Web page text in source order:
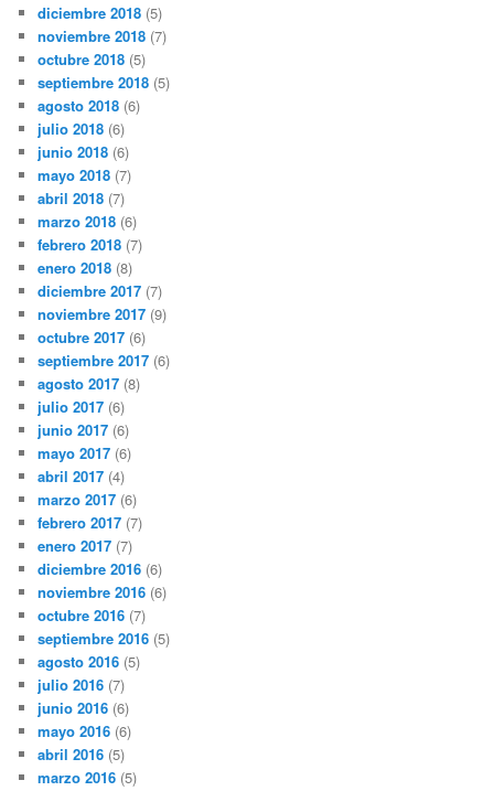
diciembre 2018 (5)
noviembre 2018 (7)
octubre 2018 (5)
septiembre 2018 (5)
agosto 2018 (6)
julio 2018 (6)
junio 2018 (6)
mayo 2018 (7)
abril 2018 (7)
marzo 2018 (6)
febrero 2018 (7)
enero 2018 (8)
diciembre 2017 (7)
noviembre 2017 (9)
octubre 2017 (6)
septiembre 2017 (6)
agosto 2017 (8)
julio 2017 (6)
junio 2017 (6)
mayo 2017 (6)
abril 2017 (4)
marzo 2017 (6)
febrero 2017 (7)
enero 2017 (7)
diciembre 2016 (6)
noviembre 2016 (6)
octubre 2016 (7)
septiembre 2016 (5)
agosto 2016 (5)
julio 2016 (7)
junio 2016 (6)
mayo 2016 (6)
abril 2016 (5)
marzo 2016 (5)